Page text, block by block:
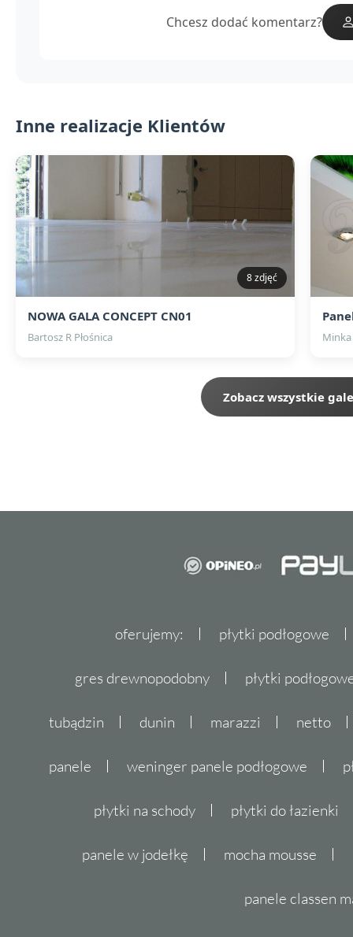
Chcesz dodać komentarz?
Inne realizacje Klientów
8 zdjęć
NOWA GALA CONCEPT CN01
Bartosz R Płośnica Minka
Zobacz wszystkie
oferujemy: płytki podłogowe
gres drewnopodobny płytki
tubądzin dunin marazzi netto
panele weninger panele podłogowe
płytki na schody płytki do łazienki
panele w jodełkę mocha mousse
panele classen